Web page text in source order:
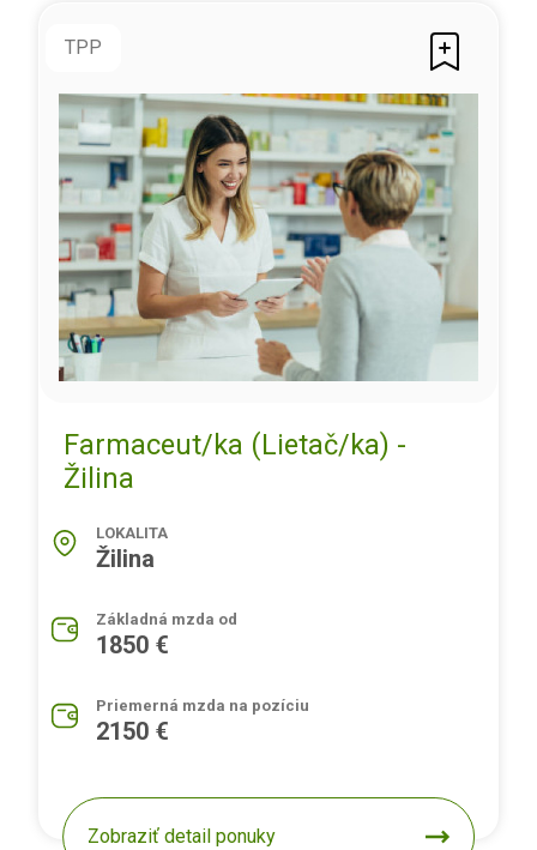
TPP
Farmaceut/ka (Lietač/ka) -
Žilina
LOKALITA
Žilina
Základná mzda od
1850 €
Priemerná mzda na pozíciu
2150 €
Zobraziť detail ponuky